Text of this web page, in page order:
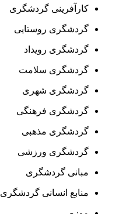
کارآفرینی گردشگری
گردشگری روستایی
گردشگری رویداد
گردشگری سلامت
گردشگری شهری
گردشگری فرهنگی
گردشگری مذهبی
گردشگری ورزشی
مبانی گردشگری
منابع انسانی گردشگری